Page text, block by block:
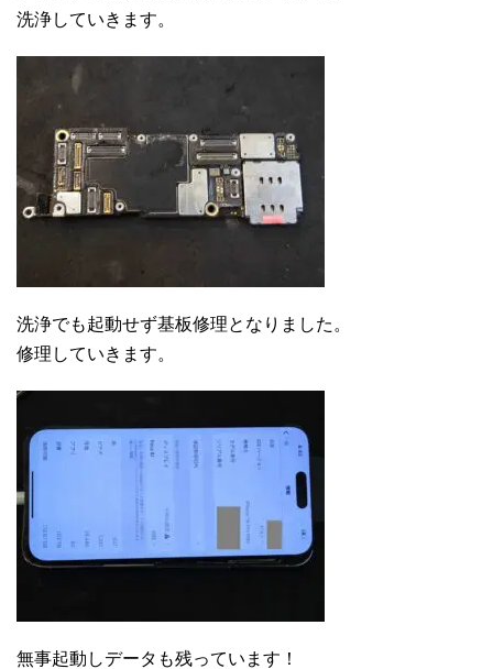
洗浄していきます。
洗浄でも起動せず基板修理となりました。
修理していきます。
無事起動しデータも残っています！